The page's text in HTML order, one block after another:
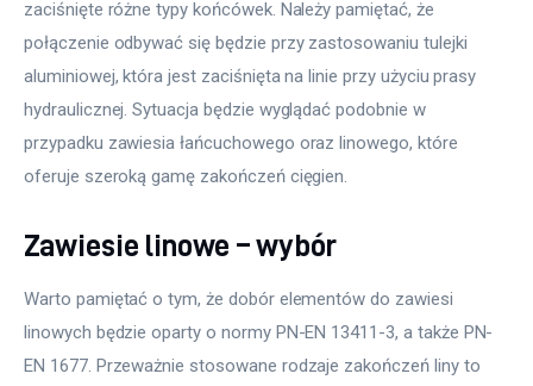
zaciśnięte różne typy końcówek. Należy pamiętać, że
połączenie odbywać się będzie przy zastosowaniu tulejki
aluminiowej, która jest zaciśnięta na linie przy użyciu prasy
hydraulicznej. Sytuacja będzie wyglądać podobnie w
przypadku zawiesia łańcuchowego oraz linowego, które
oferuje szeroką gamę zakończeń cięgien.
Zawiesie linowe – wybór
Warto pamiętać o tym, że dobór elementów do zawiesi
linowych będzie oparty o normy PN-EN 13411-3, a także PN-
EN 1677. Przeważnie stosowane rodzaje zakończeń liny to